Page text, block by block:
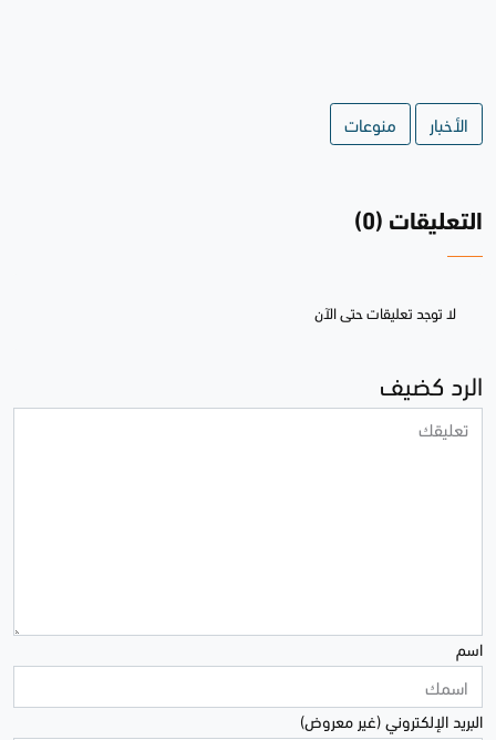
الأخبار منوعات
التعليقات (0)
لا توجد تعليقات حتى الآن
الرد كضيف
اسم
البريد الإلكتروني (غير معروض)